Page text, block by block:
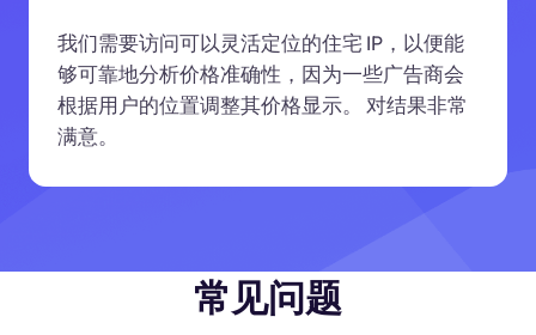
我们需要访问可以灵活定位的住宅 IP，以便能
够可靠地分析价格准确性，因为一些广告商会
根据用户的位置调整其价格显示。 对结果非常
满意。
常见问题